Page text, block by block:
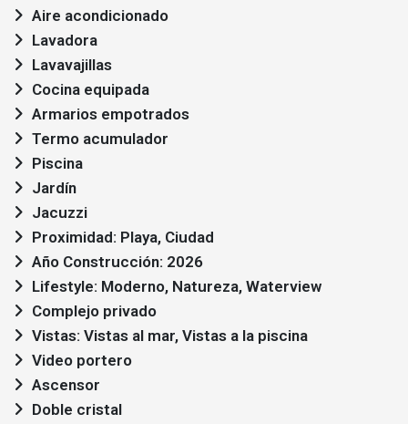
Aire acondicionado
Lavadora
Lavavajillas
Cocina equipada
Armarios empotrados
Termo acumulador
Piscina
Jardín
Jacuzzi
Proximidad: Playa, Ciudad
Año Construcción: 2026
Lifestyle: Moderno, Natureza, Waterview
Complejo privado
Vistas: Vistas al mar, Vistas a la piscina
Video portero
Ascensor
Doble cristal